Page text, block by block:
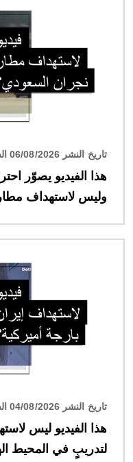
تاريخ النشر 06/08/2026 الساعة 13:37
هذا الفيديو يصوّر
وليس لاستهداف
تاريخ النشر 04/08/2026 الساعة 12:50
هذا الفيديو ليس
لتدريبٍ في المحيط